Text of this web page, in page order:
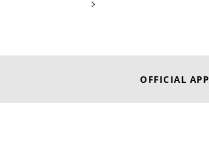
OFFICIAL APP